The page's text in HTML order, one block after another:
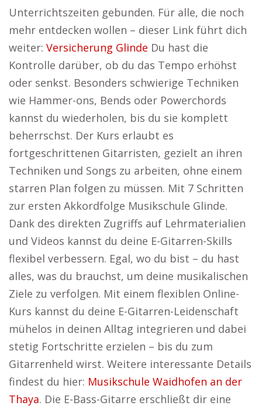
Unterrichtszeiten gebunden. Für alle, die noch
mehr entdecken wollen – dieser Link führt dich
weiter: Versicherung Glinde Du hast die
Kontrolle darüber, ob du das Tempo erhöhst
oder senkst. Besonders schwierige Techniken
wie Hammer-ons, Bends oder Powerchords
kannst du wiederholen, bis du sie komplett
beherrschst. Der Kurs erlaubt es
fortgeschrittenen Gitarristen, gezielt an ihren
Techniken und Songs zu arbeiten, ohne einem
starren Plan folgen zu müssen. Mit 7 Schritten
zur ersten Akkordfolge Musikschule Glinde.
Dank des direkten Zugriffs auf Lehrmaterialien
und Videos kannst du deine E-Gitarren-Skills
flexibel verbessern. Egal, wo du bist – du hast
alles, was du brauchst, um deine musikalischen
Ziele zu verfolgen. Mit einem flexiblen Online-
Kurs kannst du deine E-Gitarren-Leidenschaft
mühelos in deinen Alltag integrieren und dabei
stetig Fortschritte erzielen – bis du zum
Gitarrenheld wirst. Weitere interessante Details
findest du hier: Musikschule Waidhofen an der
Thaya. Die E-Bass-Gitarre erschließt dir eine